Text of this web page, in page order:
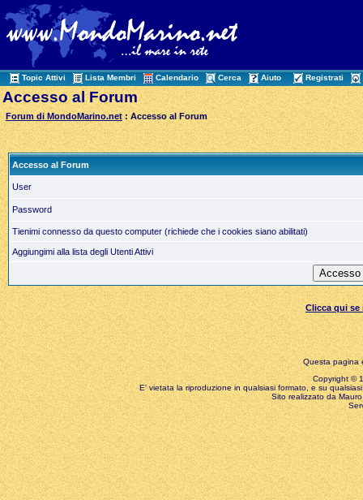
Topic Attivi Lista Membri Calendario Cerca Aiuto Registrati
Accesso al Forum
Forum di MondoMarino.net : Accesso al Forum
Accesso al Forum
User
Password
Tienimi connesso da questo computer (richiede che i cookies siano abilitati)
Aggiungimi alla lista degli Utenti Attivi
Clicca qui se
Questa pagina
Copyright ©
E' vietata la riproduzione in qualsiasi formato, e su
Sito realizzato da